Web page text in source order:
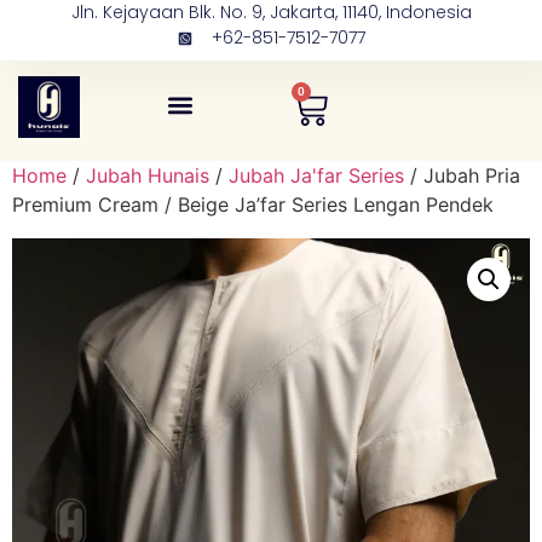
Jln. Kejayaan Blk. No. 9, Jakarta, 11140, Indonesia
+62-851-7512-7077
0
Home / Jubah Hunais / Jubah Ja'far Series / Jubah Pria
Premium Cream / Beige Ja’far Series Lengan Pendek